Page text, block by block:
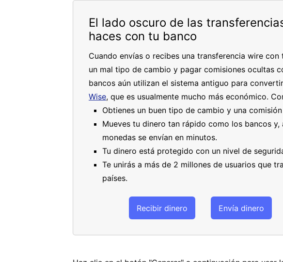
El lado oscuro de las
haces con tu banco
Cuando envías o recibes una transferencia wire
un mal tipo de cambio y pagar comisiones ocultas
bancos aún utilizan el sistema antiguo para
Wise, que es usualmente mucho más económico.
Obtienes un buen tipo de cambio y una
Mueves tu dinero tan rápido como los bancos
monedas se envían en minutos.
Tu dinero está protegido con un nivel de
Te unirás a más de 2 millones de usuarios que
países.
Recibir dinero Envía dinero